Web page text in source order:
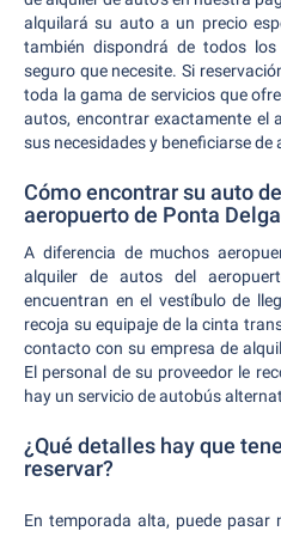
alquilará su auto a un precio
también dispondrá de todos
seguro que necesite. Si
toda la gama de servicios que
autos, encontrar exactamente el
sus necesidades y beneficiarse
Cómo encontrar su auto
aeropuerto de Ponta
A diferencia de muchos
alquiler de autos del
encuentran en el vestíbulo de
recoja su equipaje de la cinta
contacto con su empresa de
El personal de su proveedor le
hay un servicio de autobús
¿Qué detalles hay que
reservar?
En temporada alta, puede pasar